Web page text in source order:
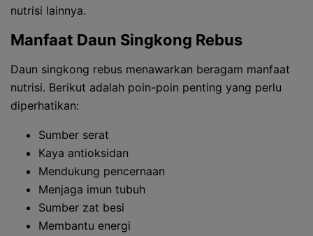
nutrisi lainnya.
Manfaat Daun Singkong Rebus
Daun singkong rebus menawarkan beragam manfaat
nutrisi. Berikut adalah poin-poin penting yang perlu
diperhatikan:
Sumber serat
Kaya antioksidan
Mendukung pencernaan
Menjaga imun tubuh
Sumber zat besi
Membantu energi